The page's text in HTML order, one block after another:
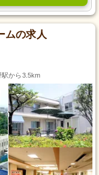
ムの求人
から3.5km